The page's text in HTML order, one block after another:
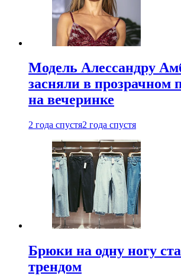
Модель Алессандру
засняли в прозрачном
на вечеринке
2 года спустя2 года спустя
Брюки на одну ногу
трендом